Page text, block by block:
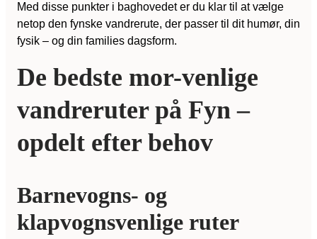
Med disse punkter i baghovedet er du klar til at vælge
netop den fynske vandrerute, der passer til dit humør, din
fysik – og din families dagsform.
De bedste mor-venlige
vandreruter på Fyn –
opdelt efter behov
Barnevogns- og
klapvognsvenlige ruter